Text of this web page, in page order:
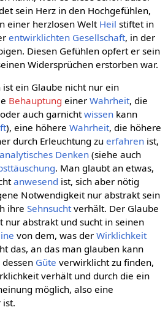
sein Herz in den Hochgefühlen,
einer herzlosen Welt Heil stiftet in
entwirklichten Gesellschaft, in der
Diesen Gefühlen opfert er sein
Widersprüchen erstorben war.
ein Glaube nicht nur ein
Behauptung einer Wahrheit, die
auch garnichtwissenkann
), eine höhere Wahrheit, die höhere
durch Erleuchtung zu erfahrenist,
analytisches Denken(siehe auch
. Man glaubt an etwas,
anwesend ist, sich aber nötig
Notwendigkeit nur abstrakt sein
ihre Sehnsuchtverhält. Der Glaube
nur abstrakt und sucht in seinen
von dem, was der Wirklichkeit
das, an das man glauben kann
Güte verwirklicht zu finden,
verhält und durch die ein
möglich, also eine